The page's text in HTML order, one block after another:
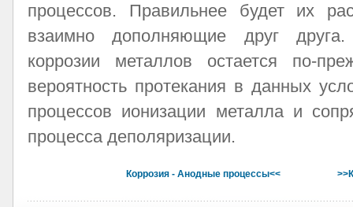
процессов. Правильнее будет их
взаимно дополняющие друг
коррозии металлов остается по-
вероятность протекания в данных
процессов ионизации металла и
процесса деполяризации.
Коррозия - Анодные процессы<<